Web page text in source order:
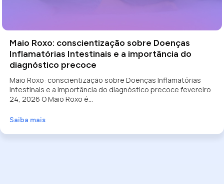
Maio Roxo: conscientização sobre Doenças
Inflamatórias Intestinais e a importância do
diagnóstico precoce
Maio Roxo: conscientização sobre Doenças Inflamatórias
Intestinais e a importância do diagnóstico precoce fevereiro
24, 2026 O Maio Roxo é...
Saiba mais